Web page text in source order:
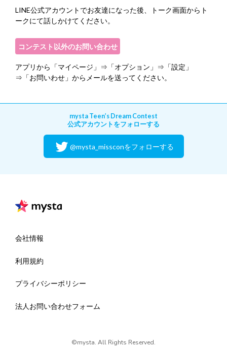
LINE公式アカウントでお友達になった後、トーク画面からト
ークにて話しかけてください。
コンテスト以外のお問い合わせ
アプリから「マイページ」⇒「オプション」⇒「設定」
⇒「お問いわせ」からメールを送ってください。
mysta Teen’s Dream Contest
公式アカウントをフォローする
@mysta_missconをフォローする
会社情報
利用規約
プライバシーポリシー
法人お問い合わせフォーム
©mysta. All Rights Reserved.